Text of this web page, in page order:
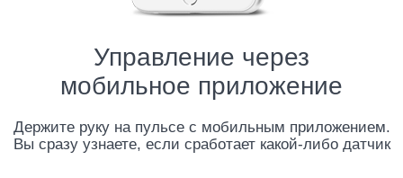
Управление через
мобильное приложение
Держите руку на пульсе с мобильным приложением.
Вы сразу узнаете, если сработает какой-либо датчик